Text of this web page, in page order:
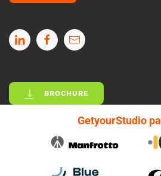
BROCHURE
GetyourStudio